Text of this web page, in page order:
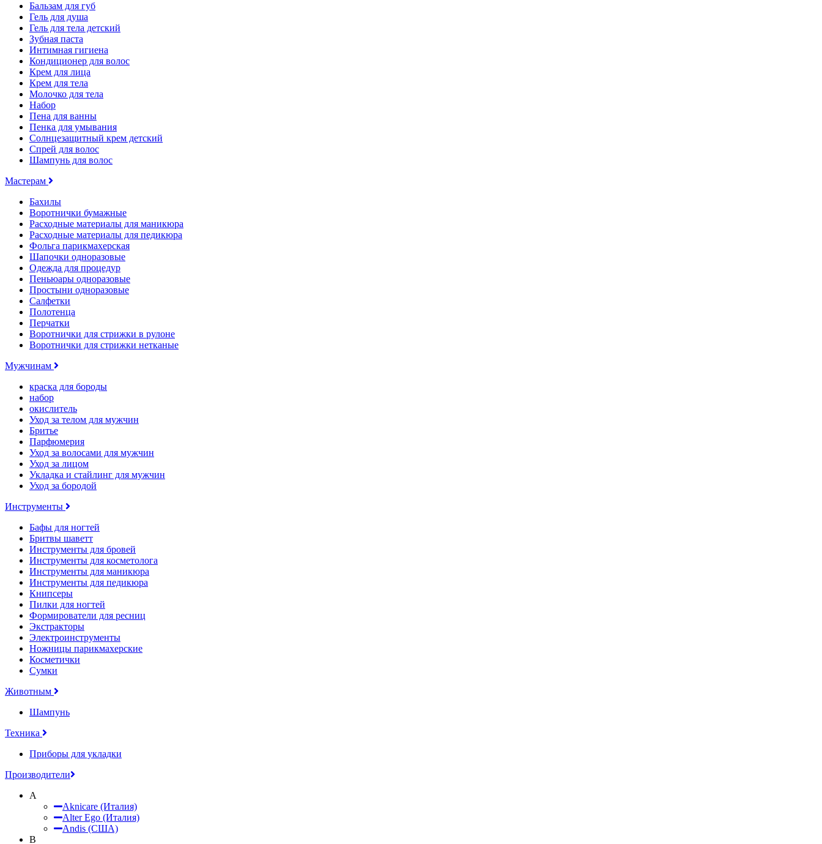
Бальзам для губ
Гель для душа
Гель для тела детский
Зубная паста
Интимная гигиена
Кондиционер для волос
Крем для лица
Крем для тела
Молочко для тела
Набор
Пена для ванны
Пенка для умывания
Солнцезащитный крем детский
Спрей для волос
Шампунь для волос
Мастерам
Бахилы
Воротнички бумажные
Расходные материалы для маникюра
Расходные материалы для педикюра
Фольга парикмахерская
Шапочки одноразовые
Одежда для процедур
Пеньюары одноразовые
Простыни одноразовые
Салфетки
Полотенца
Перчатки
Воротнички для стрижки в рулоне
Воротнички для стрижки нетканые
Мужчинам
краска для бороды
набор
окислитель
Уход за телом для мужчин
Бритье
Парфюмерия
Уход за волосами для мужчин
Уход за лицом
Укладка и стайлинг для мужчин
Уход за бородой
Инструменты
Бафы для ногтей
Бритвы шаветт
Инструменты для бровей
Инструменты для косметолога
Инструменты для маникюра
Инструменты для педикюра
Книпсеры
Пилки для ногтей
Формирователи для ресниц
Экстракторы
Электроинструменты
Ножницы парикмахерские
Косметички
Сумки
Животным
Шампунь
Техника
Приборы для укладки
Производители
A
Aknicare (Италия)
Alter Ego (Италия)
Andis (США)
B